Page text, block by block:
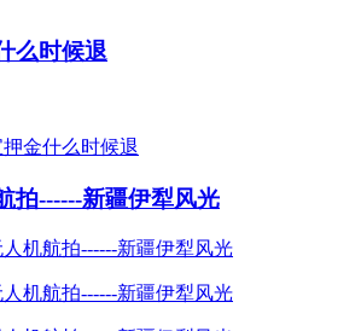
么时候退
拍------新疆伊犁风光